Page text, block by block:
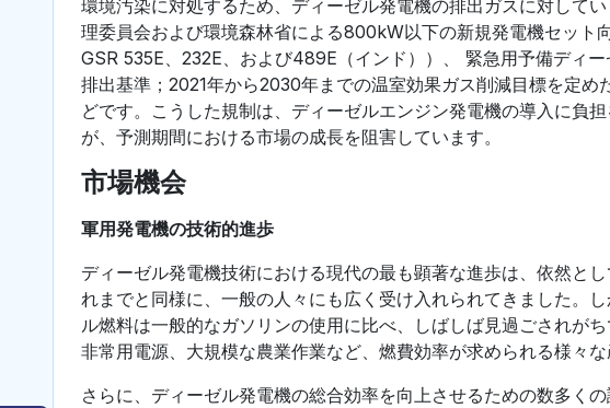
環境汚染に対処するため、ディーゼル発電機の排出ガスに対して
理委員会および環境森林省による800kW以下の新規発電機セット
GSR 535E、232E、および489E（インド））、 緊急用予備ディ
排出基準；2021年から2030年までの温室効果ガス削減目標を定
どです。こうした規制は、ディーゼルエンジン発電機の導入に負
が、予測期間における市場の成長を阻害しています。
市場機会
軍用発電機の技術的進歩
ディーゼル発電機技術における現代の最も顕著な進歩は、依然と
れまでと同様に、一般の人々にも広く受け入れられてきました。
ル燃料は一般的なガソリンの使用に比べ、しばしば見過ごされが
非常用電源、大規模な農業作業など、燃費効率が求められる様々
さらに、ディーゼル発電機の総合効率を向上させるための数多く